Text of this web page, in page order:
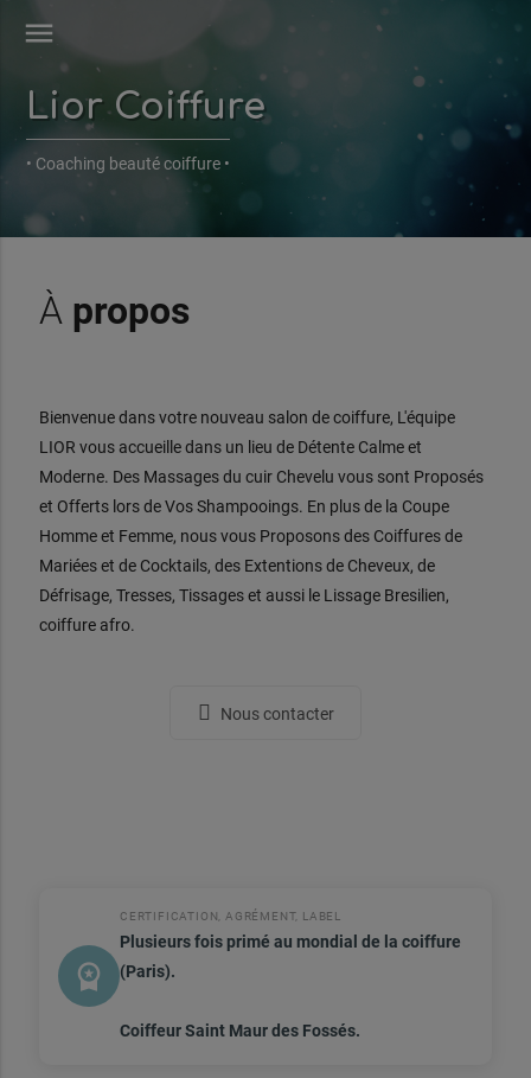
menu
Lior Coiffure
• Coaching beauté coiffure •
À propos
Bienvenue dans votre nouveau salon de coiffure, L'équipe
LIOR vous accueille dans un lieu de Détente Calme et
Moderne. Des Massages du cuir Chevelu vous sont Proposés
et Offerts lors de Vos Shampooings. En plus de la Coupe
Homme et Femme, nous vous Proposons des Coiffures de
Mariées et de Cocktails, des Extentions de Cheveux, de
Défrisage, Tresses, Tissages et aussi le Lissage Bresilien,
coiffure afro.
Nous contacter
workspace_premium
CERTIFICATION, AGRÉMENT, LABEL
Plusieurs fois primé au mondial de la coiffure
(Paris).
Coiffeur Saint Maur des Fossés.